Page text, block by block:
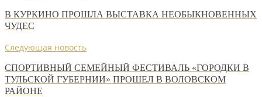
В КУРКИНО ПРОШЛА ВЫСТАВКА НЕОБЫКНОВЕННЫХ
ЧУДЕС
Следующая новость
СПОРТИВНЫЙ СЕМЕЙНЫЙ ФЕСТИВАЛЬ «ГОРОДКИ В
ТУЛЬСКОЙ ГУБЕРНИИ» ПРОШЕЛ В ВОЛОВСКОМ
РАЙОНЕ